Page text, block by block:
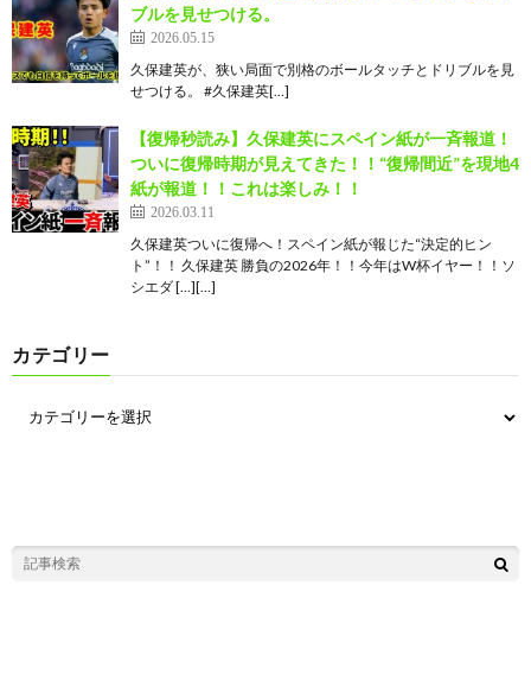
ブルを見せつける。
2026.05.15
久保建英が、狭い局面で別格のボールタッチとドリブルを見
せつける。 #久保建英[…]
【復帰秒読み】久保建英にスペイン紙が一斉報道！
ついに復帰時期が見えてきた！！“復帰間近”を現地4
紙が報道！！これは楽しみ！！
2026.03.11
久保建英ついに復帰へ！スペイン紙が報じた“決定的ヒン
ト”！！ 久保建英 勝負の2026年！！今年はW杯イヤー！！ソ
シエダ […][…]
カテゴリー